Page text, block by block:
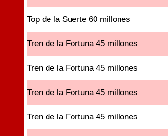
Top de la Suerte 60 millones
Tren de la Fortuna 45 millones
Tren de la Fortuna 45 millones
Tren de la Fortuna 45 millones
Tren de la Fortuna 45 millones